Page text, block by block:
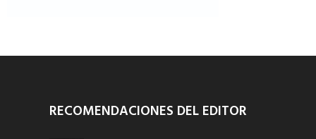
RECOMENDACIONES DEL EDITOR